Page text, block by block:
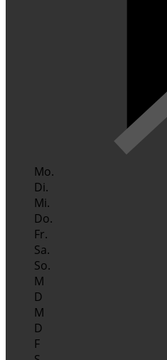
Mo.
Di.
Mi.
Do.
Fr.
Sa.
So.
M
D
M
D
F